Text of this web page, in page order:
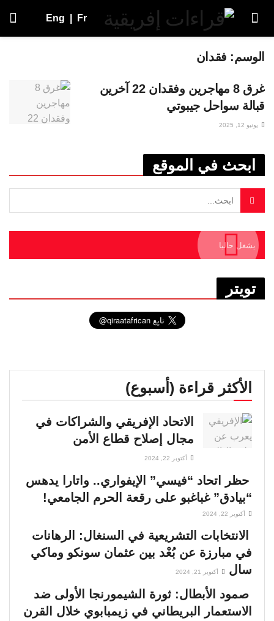
Eng Fr
الوسم: فقدان
غرق 8 مهاجرين وفقدان 22 آخرين
قبالة سواحل جيبوتي
يونيو 12, 2025
ابحث في الموقع
يشغل حاليا
تويتر
الأكثر قراءة (أسبوع)
الاتحاد الإفريقي والشراكات في
مجال إصلاح قطاع الأمن
أكتوبر 22, 2024
حظر اتحاد “فيسي” الإيفواري.. واتارا يدهس
“بيادق” غباغبو على رقعة الحرم الجامعي!
أكتوبر 22, 2024
الانتخابات التشريعية في السنغال: الرهانات
في مبارزة عن بُعْد بين عثمان سونكو وماكي
سال
أكتوبر 21, 2024
صمود الأبطال: ثورة الشيمورنجا الأولى ضد
الاستعمار البريطاني في زيمبابوي خلال القرن